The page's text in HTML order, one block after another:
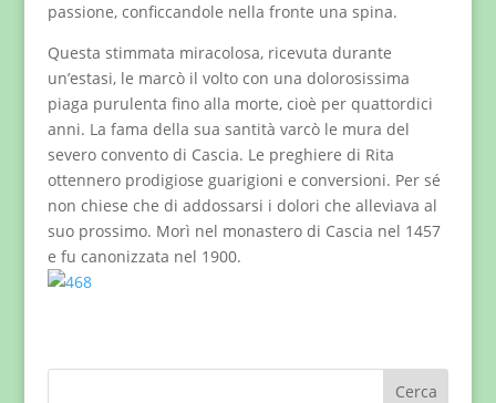
passione, conficcandole nella fronte una spina.
Questa stimmata miracolosa, ricevuta durante
un’estasi, le marcò il volto con una dolorosissima
piaga purulenta fino alla morte, cioè per quattordici
anni. La fama della sua santità varcò le mura del
severo convento di Cascia. Le preghiere di Rita
ottennero prodigiose guarigioni e conversioni. Per sé
non chiese che di addossarsi i dolori che alleviava al
suo prossimo. Morì nel monastero di Cascia nel 1457
e fu canonizzata nel 1900.
Cerca